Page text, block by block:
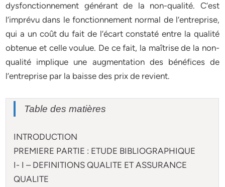
dysfonctionnement générant de la non-qualité. C’est
l’imprévu dans le fonctionnement normal de l’entreprise,
qui a un coût du fait de l’écart constaté entre la qualité
obtenue et celle voulue. De ce fait, la maîtrise de la non-
qualité implique une augmentation des bénéfices de
l’entreprise par la baisse des prix de revient.
Table des matières
INTRODUCTION
PREMIERE PARTIE : ETUDE BIBLIOGRAPHIQUE
I- I – DEFINITIONS QUALITE ET ASSURANCE
QUALITE